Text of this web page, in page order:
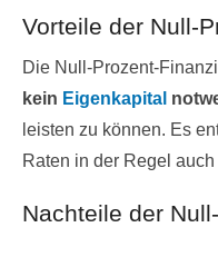
Vorteile der Null-
Die Null-Prozent-
kein Eigenkapital
leisten zu können. Es
Raten in der Regel
Nachteile der